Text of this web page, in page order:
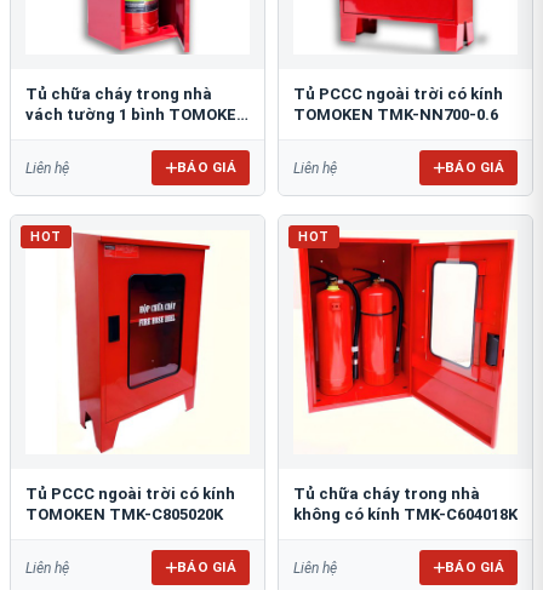
Tủ chữa cháy trong nhà
vách tường 1 bình TOMOKEN
Liên hệ BÁO GIÁ
Tủ PCCC ngoài trời có kính
TOMOKEN TMK-NN700-0.6
Liên hệ BÁO GIÁ
HOT
Tủ PCCC ngoài trời có kính
TOMOKEN TMK-C805020K
Liên hệ BÁO GIÁ
HOT
Tủ chữa cháy trong nhà
không có kính TMK-C604018K
Liên hệ BÁO GIÁ